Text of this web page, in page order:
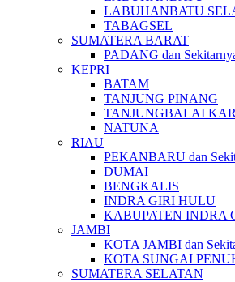
LABUHANBATU
TABAGSEL
SUMATERA BARAT
PADANG dan
KEPRI
BATAM
TANJUNG PINANG
TANJUNGBALAI
NATUNA
RIAU
PEKANBARU dan
DUMAI
BENGKALIS
INDRA GIRI HULU
KABUPATEN INDRA
JAMBI
KOTA JAMBI dan
KOTA SUNGAI
SUMATERA SELATAN